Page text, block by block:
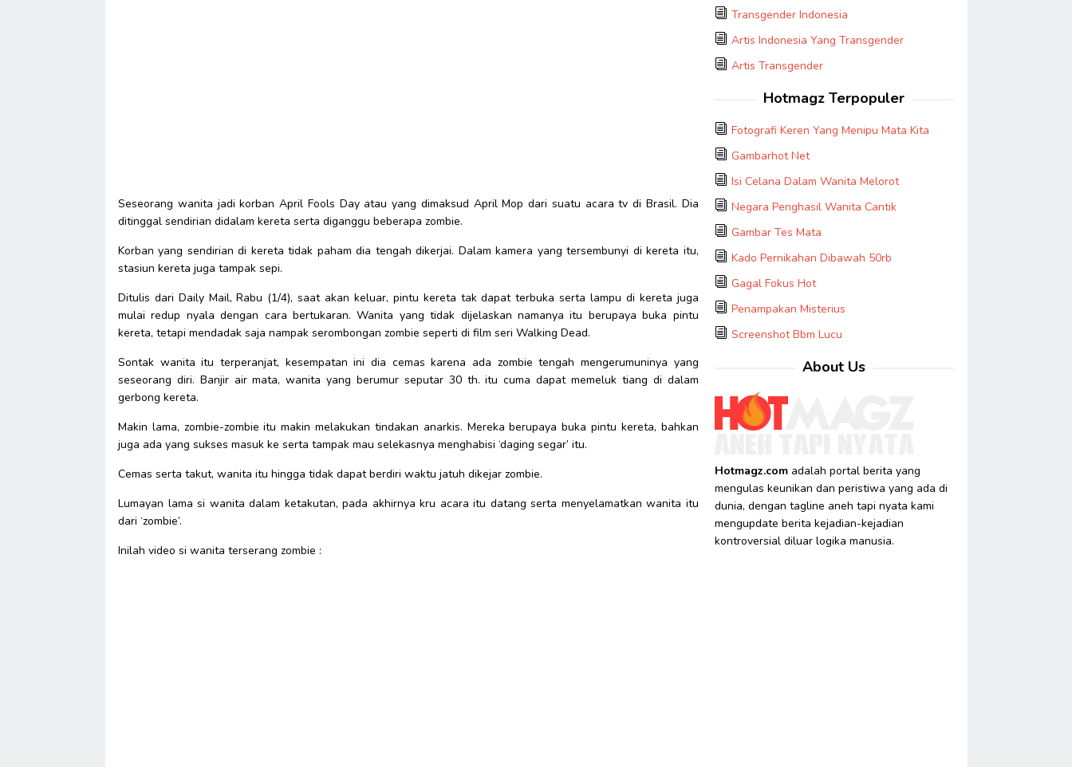
Seseorang wanita jadi korban April Fools Day atau yang dimaksud April Mop dari suatu acara tv di Brasil. Dia
ditinggal sendirian didalam kereta serta diganggu beberapa zombie.
Korban yang sendirian di kereta tidak paham dia tengah dikerjai. Dalam kamera yang tersembunyi di kereta itu,
stasiun kereta juga tampak sepi.
Ditulis dari Daily Mail, Rabu (1/4), saat akan keluar, pintu kereta tak dapat terbuka serta lampu di kereta juga
mulai redup nyala dengan cara bertukaran. Wanita yang tidak dijelaskan namanya itu berupaya buka pintu
kereta, tetapi mendadak saja nampak serombongan zombie seperti di film seri Walking Dead.
Sontak wanita itu terperanjat, kesempatan ini dia cemas karena ada zombie tengah mengerumuninya yang
seseorang diri. Banjir air mata, wanita yang berumur seputar 30 th. itu cuma dapat memeluk tiang di dalam
gerbong kereta.
Makin lama, zombie-zombie itu makin melakukan tindakan anarkis. Mereka berupaya buka pintu kereta, bahkan
juga ada yang sukses masuk ke serta tampak mau selekasnya menghabisi ‘daging segar’ itu.
Cemas serta takut, wanita itu hingga tidak dapat berdiri waktu jatuh dikejar zombie.
Lumayan lama si wanita dalam ketakutan, pada akhirnya kru acara itu datang serta menyelamatkan wanita itu
dari ‘zombie’.
Inilah video si wanita terserang zombie :
Transgender Indonesia
Artis Indonesia Yang Transgender
Artis Transgender
Hotmagz Terpopuler
Fotografi Keren Yang Menipu Mata Kita
Gambarhot Net
Isi Celana Dalam Wanita Melorot
Negara Penghasil Wanita Cantik
Gambar Tes Mata
Kado Pernikahan Dibawah 50rb
Gagal Fokus Hot
Penampakan Misterius
Screenshot Bbm Lucu
About Us
Hotmagz.comadalah portal berita yang
mengulas keunikan dan peristiwa yang ada di
dunia, dengan tagline aneh tapi nyata kami
mengupdate berita kejadian-kejadian
kontroversial diluar logika manusia.